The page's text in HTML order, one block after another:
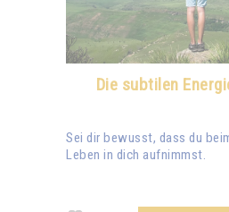
Die subtilen
Sei dir bewusst, dass du
Leben in dich aufnimmst.